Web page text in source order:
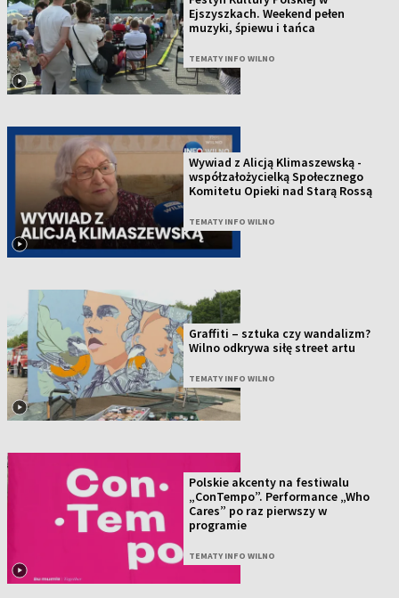
Ejszyszkach. Weekend pełen
muzyki, śpiewu i tańca
TEMATY INFO WILNO
Wywiad z Alicją Klimaszewską -
współzałożycielką Społecznego
Komitetu Opieki nad Starą Rossą
TEMATY INFO WILNO
Graffiti – sztuka czy wandalizm?
Wilno odkrywa siłę street artu
TEMATY INFO WILNO
Polskie akcenty na festiwalu
„ConTempo”. Performance „Who
Cares” po raz pierwszy w
programie
TEMATY INFO WILNO